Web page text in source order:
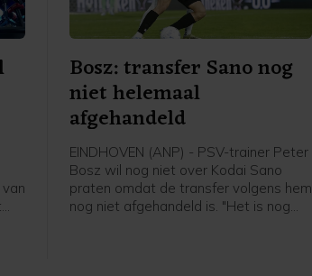
Bosz: transfer Sano nog
niet helemaal
afgehandeld
EINDHOVEN (ANP) - PSV-trainer Peter
Bosz wil nog niet over Kodai Sano
praten omdat de transfer volgens hem
nog niet afgehandeld is. "Het is nog